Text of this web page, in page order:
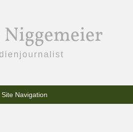
Niggemeier
Site Navigation